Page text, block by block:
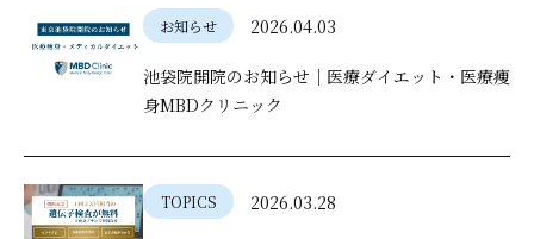
お知らせ 2026.04.03
池袋院開院のお知らせ｜医療ダイエット・医療痩
身MBDクリニック
TOPICS 2026.03.28